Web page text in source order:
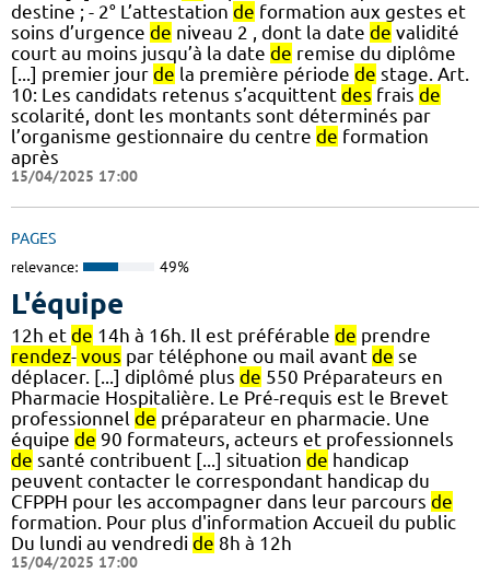
destine ; - 2° L’attestation de formation aux gestes et
soins d’urgence de niveau 2 , dont la date de validité
court au moins jusqu’à la date de remise du diplôme
[...] premier jour de la première période de stage. Art.
10: Les candidats retenus s’acquittent des frais de
scolarité, dont les montants sont déterminés par
l’organisme gestionnaire du centre de formation
après
15/04/2025 17:00
PAGES
relevance: 49%
L'équipe
12h et de 14h à 16h. Il est préférable de prendre
rendez- vous par téléphone ou mail avant de se
déplacer. [...] diplômé plus de 550 Préparateurs en
Pharmacie Hospitalière. Le Pré-requis est le Brevet
professionnel de préparateur en pharmacie. Une
équipe de 90 formateurs, acteurs et professionnels
de santé contribuent [...] situation de handicap
peuvent contacter le correspondant handicap du
CFPPH pour les accompagner dans leur parcours de
formation. Pour plus d'information Accueil du public
Du lundi au vendredi de 8h à 12h
15/04/2025 17:00